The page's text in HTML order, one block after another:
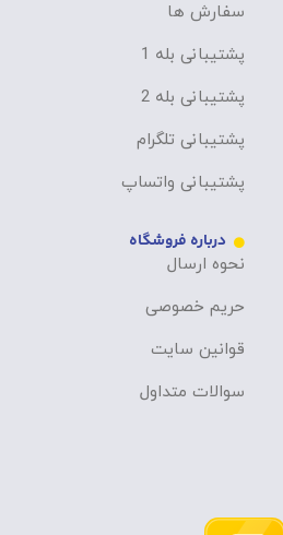
سفارش ها
پشتیبانی بله 1
پشتیبانی بله 2
پشتیبانی تلگرام
پشتیبانی واتساپ
درباره فروشگاه
نحوه ارسال
حریم خصوصی
قوانین سایت
سوالات متداول